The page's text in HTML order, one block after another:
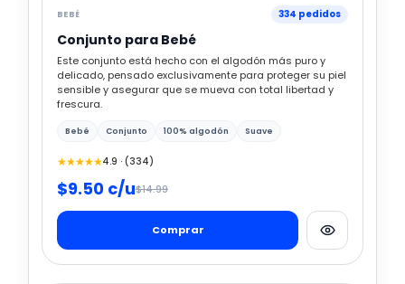
BEBÉ 334 pedidos
Conjunto para Bebé
Este conjunto está hecho con el algodón más puro y
delicado, pensado exclusivamente para proteger su piel
sensible y asegurar que se mueva con total libertad y
frescura.
Bebé Conjunto 100% algodón Suave
★★★★★4.9 · (334)
$9.50 c/u$14.99
Comprar